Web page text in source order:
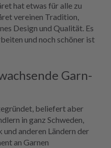
hat etwas für alle zu
vereinen Tradition,
Design und Qualität. Es
und noch schöner ist
Garn-
beliefert aber
in ganz Schweden,
anderen Ländern der
an Garnen